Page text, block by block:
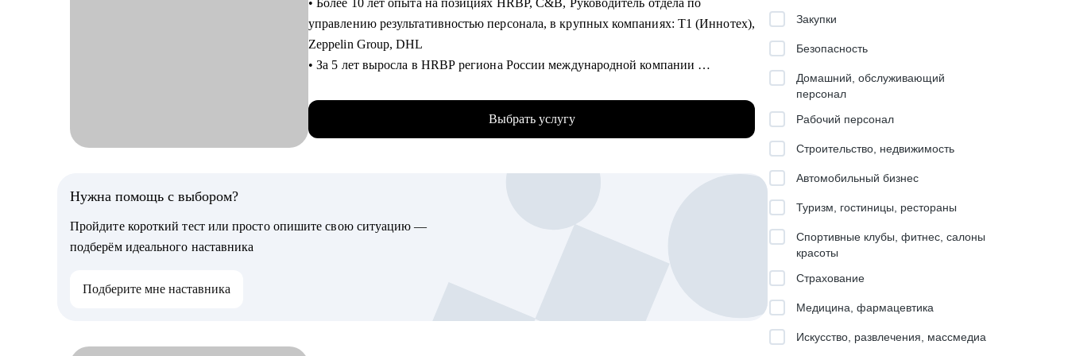
С чем помогу:
• Шлифануть / переписать резюме
• Подготовиться к собеседованию
• Въехать в сложный домен, когда нужно было еще вчера
• Junior и Middle проджектам, продактам и продакт оунерам - советами по
• Более 10 лет опыта на позициях HRBP, C&B, Руководитель отдела по
управлению результативностью персонала, в крупных компаниях: Т1 (Иннотех),
Zeppelin Group, DHL
• За 5 лет выросла в HRBP региона России международной компании
продажах, ИТ и логистике
• Масштабировала команды с ростом более 520% численности
• Провела 7000 интервью и разработала 2400 планов развития для сотрудников
Выбрать услугу
Нужна помощь с выбором?
Пройдите короткий тест или просто опишите свою ситуацию —
подберём идеального наставника
Подберите мне наставника
Закупки
Безопасность
Домашний, обслуживающий
персонал
Рабочий персонал
Строительство, недвижимость
Автомобильный бизнес
Туризм, гостиницы, рестораны
Спортивные клубы, фитнес, салоны
красоты
Страхование
Медицина, фармацевтика
Искусство, развлечения, массмедиа